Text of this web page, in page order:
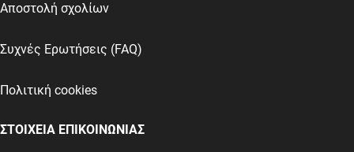
Αποστολή σχολίων
Συχνές Ερωτήσεις (FAQ)
Πολιτική cookies
ΣΤΟΙΧΕΙΑ ΕΠΙΚΟΙΝΩΝΙΑΣ